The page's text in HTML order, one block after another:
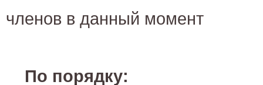
членов в данный момент
По порядку: